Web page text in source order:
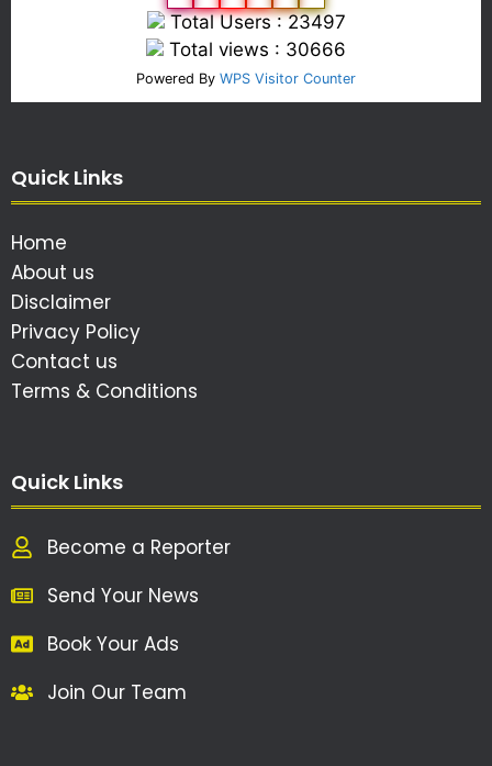
Total Users : 23497
Total views : 30666
Powered By WPS Visitor Counter
Quick Links
Home
About us
Disclaimer
Privacy Policy
Contact us
Terms & Conditions
Quick Links
Become a Reporter
Send Your News
Book Your Ads
Join Our Team